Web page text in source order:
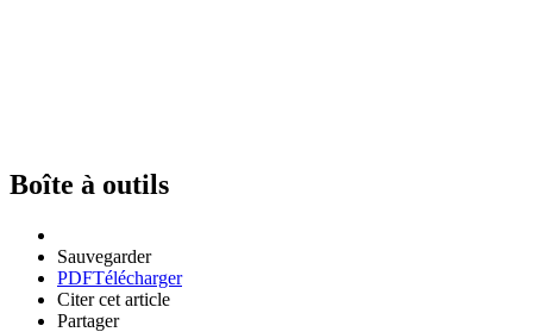
Boîte à outils
Sauvegarder
PDFTélécharger
Citer cet article
Partager